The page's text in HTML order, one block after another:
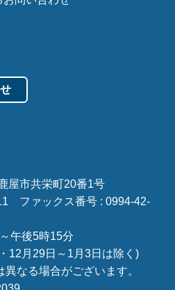
屋市共栄町20番1号
ファックス番号 : 0994-42-
午後5時15分
12月29日～1月3日は除く)
なる場合がございます。